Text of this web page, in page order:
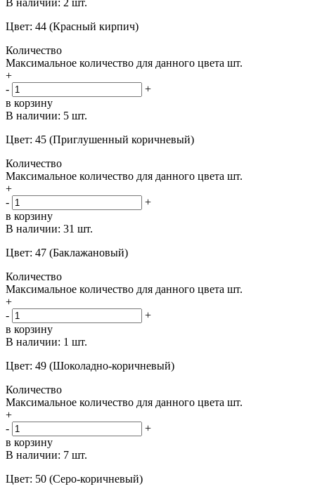
Цвет: 44 (Красный кирпич)
Количество
Максимальное количество для данного цвета шт.
+
-
+
в корзину
В наличии: 5 шт.
Цвет: 45 (Приглушенный коричневый)
Количество
Максимальное количество для данного цвета шт.
+
-
+
в корзину
В наличии: 31 шт.
Цвет: 47 (Баклажановый)
Количество
Максимальное количество для данного цвета шт.
+
-
+
в корзину
В наличии: 1 шт.
Цвет: 49 (Шоколадно-коричневый)
Количество
Максимальное количество для данного цвета шт.
+
-
+
в корзину
В наличии: 7 шт.
Цвет: 50 (Серо-коричневый)